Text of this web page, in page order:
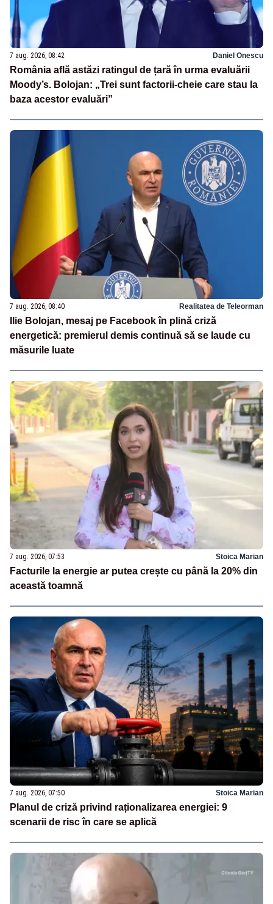
7 aug. 2026, 08:42 Daniel Onescu
România află astăzi ratingul de țară în urma evaluării
Moody’s. Bolojan: „Trei sunt factorii-cheie care stau la
baza acestor evaluări”
7 aug. 2026, 08:40 Realitatea de Teleorman
Ilie Bolojan, mesaj pe Facebook în plină criză
energetică: premierul demis continuă să se laude cu
măsurile luate
7 aug. 2026, 07:53 Stoica Marian
Facturile la energie ar putea crește cu până la 20% din
această toamnă
7 aug. 2026, 07:50 Stoica Marian
Planul de criză privind raționalizarea energiei: 9
scenarii de risc în care se aplică